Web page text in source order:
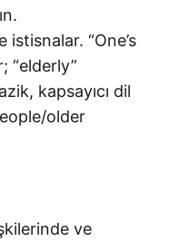
istisnalar. “One’s
“elderly”
kapsayıcı dil
older
ve